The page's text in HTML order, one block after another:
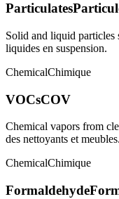
Particulates
Solid and liquid particles
liquides en suspension.
ChemicalChimique
VOCsCOV
Chemical vapors from
des nettoyants et meubles.
ChemicalChimique
Formaldehyde